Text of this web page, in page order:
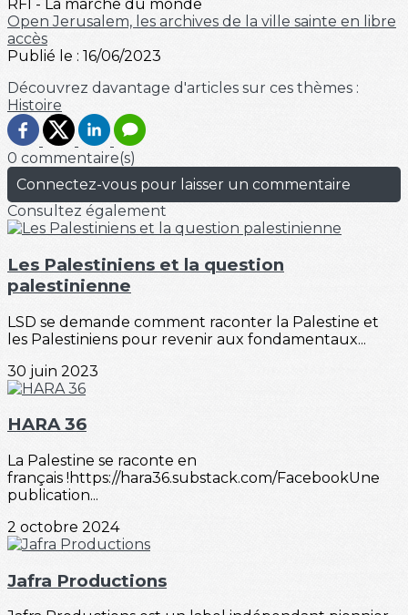
RFI - La marche du monde
Open Jerusalem, les archives de la ville sainte en libre
accès
Publié le : 16/06/2023
Découvrez davantage d'articles sur ces thèmes :
Histoire
0 commentaire(s)
Connectez-vous pour laisser un commentaire
Consultez également
Les Palestiniens et la question
palestinienne
LSD se demande comment raconter la Palestine et
les Palestiniens pour revenir aux fondamentaux...
30 juin 2023
HARA 36
La Palestine se raconte en
français !https://hara36.substack.com/FacebookUne
publication...
2 octobre 2024
Jafra Productions